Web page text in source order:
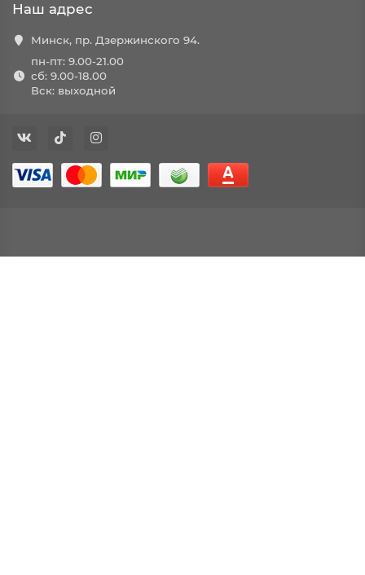
Наш адрес
Минск, пр. Дзержинского 94.
пн-пт: 9.00-21.00
сб: 9.00-18.00
Вск: выходной